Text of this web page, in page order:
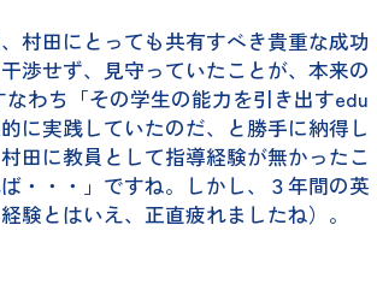
村田にとっても共有すべき貴重な成功
渉せず、見守っていたことが、本来の
わち「その学生の能力を引き出すedu
に実践していたのだ、と勝手に納得し
田に教員として指導経験が無かったこ
・・・」ですね。しかし、３年間の英
験とはいえ、正直疲れましたね）。